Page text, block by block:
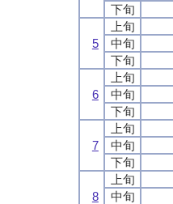
下旬
5
上旬
中旬
下旬
6
上旬
中旬
下旬
7
上旬
中旬
下旬
8
上旬
中旬